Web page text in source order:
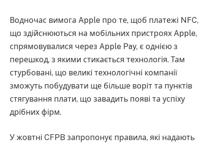
Водночас вимога Apple про те, щоб платежі NFC,
що здійснюються на мобільних пристроях Apple,
спрямовувалися через Apple Pay, є однією з
перешкод, з якими стикається технологія. Там
стурбовані, що великі технологічні компанії
зможуть побудувати ще більше воріт та пунктів
стягування плати, що завадить появі та успіху
дрібних фірм.
У жовтні CFPB запропонує правила, які надають